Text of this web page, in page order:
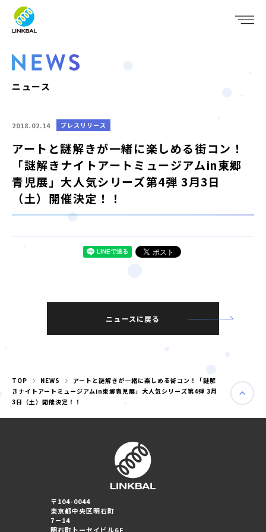
WHO WE ARE
SERVICE
IR
RECRUIT
NEWS
婚活パーティー（東京）
婚活パーティー（大阪）
PRIVACY POLICY
JP
ニュース
2018.02.14 プレスリリース
アートと謎解きが一緒に楽しめる街コン！
「謎解きナイトアートミュージアムin東郷
青児展」大人気シリーズ第4弾 3月3日
（土）開催決定！！
ニュースに戻る
TOP NEWS
アートと謎解きが一緒に楽しめる街コン！「謎解
きナイトアートミュージアムin東郷青児展」大人気シリーズ第4弾 3月
3日（土）開催決定！！
〒104-0044
東京都中央区明石町
7－14
明石町トーセイビル6F